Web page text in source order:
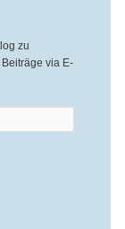
zu
via E-